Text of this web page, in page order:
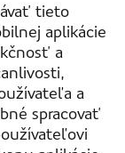
tieto
aplikácie
a
a
spracovať